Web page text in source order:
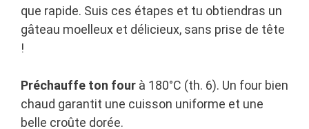
que rapide. Suis ces étapes et tu obtiendras un
gâteau moelleux et délicieux, sans prise de tête
!
Préchauffe ton four à 180°C (th. 6). Un four bien
chaud garantit une cuisson uniforme et une
belle croûte dorée.